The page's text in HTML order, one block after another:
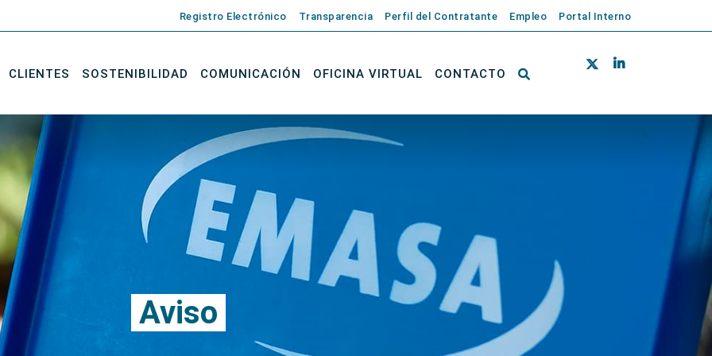
Registro Electrónico Transparencia Perfil del Contratante Empleo Portal Interno
CLIENTES SOSTENIBILIDAD COMUNICACIÓN OFICINA VIRTUAL CONTACTO
Aviso